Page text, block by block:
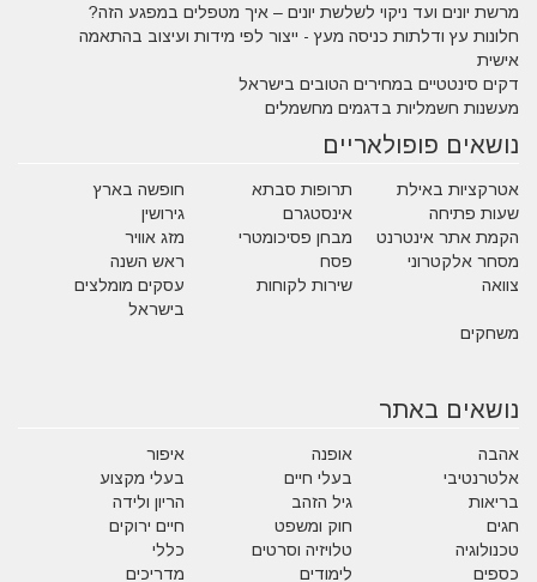
מרשת יונים ועד ניקוי לשלשת יונים – איך מטפלים במפגע הזה?
חלונות עץ ודלתות כניסה מעץ - ייצור לפי מידות ועיצוב בהתאמה
אישית
דקים סינטטיים במחירים הטובים בישראל
מעשנות חשמליות בדגמים מחשמלים
נושאים פופולאריים
אטרקציות באילת תרופות סבתא
חופשה בארץ
שעות פתיחה
אינסטגרם
גירושין
הקמת אתר אינטרנט
מבחן פסיכומטרי
מזג אוויר
מסחר אלקטרוני
פסח
ראש השנה
צוואה
שירות לקוחות
עסקים מומלצים
בישראל
משחקים
נושאים באתר
אהבה אופנה
איפור
אלטרנטיבי
בעלי חיים
בעלי מקצוע
בריאות
גיל הזהב
הריון ולידה
חגים
חוק ומשפט
חיים ירוקים
טכנולוגיה
טלויזיה וסרטים
כללי
כספים
לימודים מדריכים